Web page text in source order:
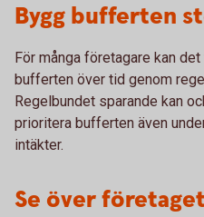
Bygg bufferten
För många företagare kan
bufferten över tid genom
Regelbundet sparande kan
prioritera bufferten även
intäkter.
Se över